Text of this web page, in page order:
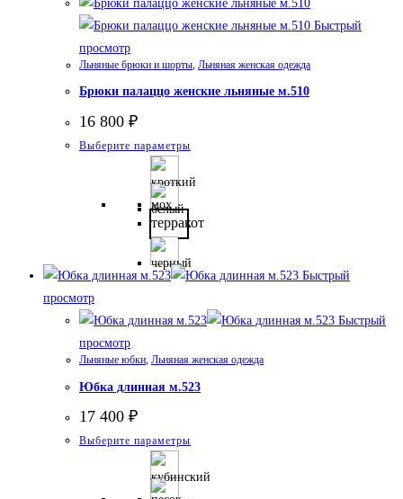
выбрать
на
Быстрый
просмотр
Льняные брюки и шорты, Льняная женская одежда
Брюки палаццо женские льняные м.510
16 800 ₽
Выберите параметры
имеет
Опции
можно
на
товара.
терракот
Быстрый
просмотр
Быстрый
просмотр
Льняные юбки, Льняная женская одежда
Юбка длинная м.523
17 400 ₽
Выберите параметры
имеет